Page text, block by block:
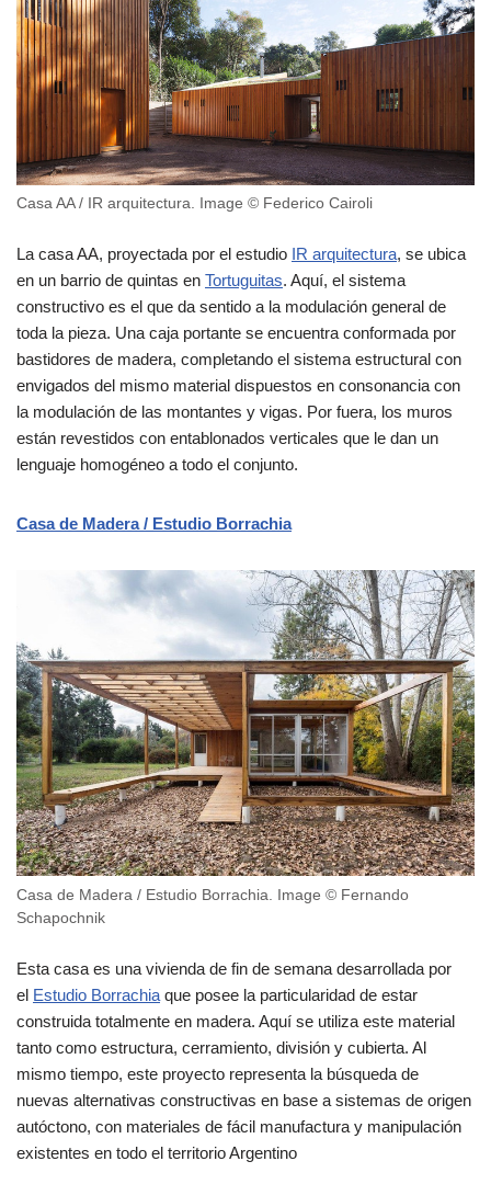
Casa AA / IR arquitectura. Image © Federico Cairoli
La casa AA, proyectada por el estudio IR arquitectura, se ubica
en un barrio de quintas en Tortuguitas. Aquí, el sistema
constructivo es el que da sentido a la modulación general de
toda la pieza. Una caja portante se encuentra conformada por
bastidores de madera, completando el sistema estructural con
envigados del mismo material dispuestos en consonancia con
la modulación de las montantes y vigas. Por fuera, los muros
están revestidos con entablonados verticales que le dan un
lenguaje homogéneo a todo el conjunto.
Casa de Madera / Estudio Borrachia
Casa de Madera / Estudio Borrachia. Image © Fernando
Schapochnik
Esta casa es una vivienda de fin de semana desarrollada por
el Estudio Borrachia que posee la particularidad de estar
construida totalmente en madera. Aquí se utiliza este material
tanto como estructura, cerramiento, división y cubierta. Al
mismo tiempo, este proyecto representa la búsqueda de
nuevas alternativas constructivas en base a sistemas de origen
autóctono, con materiales de fácil manufactura y manipulación
existentes en todo el territorio Argentino